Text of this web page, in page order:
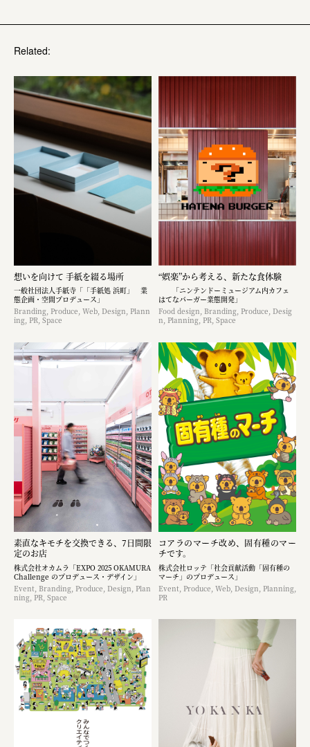
Related:
想いを向けて 手紙を綴る場所
一般社団法人手紙寺「「手紙処 浜町」 業
態企画・空間プロデュース」
Branding, Produce, Web, Design, Plann
ing, PR, Space
“娯楽”から考える、新たな食体験
「ニンテンドーミュージアム内カフェ
はてなバーガー業態開発」
Food design, Branding, Produce, Desig
n, Planning, PR, Space
素直なキモチを交換できる、7日間限
定のお店
株式会社オカムラ「EXPO 2025 OKAMURA
Challenge のプロデュース・デザイン」
Event, Branding, Produce, Design, Plan
ning, PR, Space
コアラのマーチ改め、固有種のマー
チです。
株式会社ロッテ「社会貢献活動「固有種の
マーチ」のプロデュース」
Event, Produce, Web, Design, Planning,
PR